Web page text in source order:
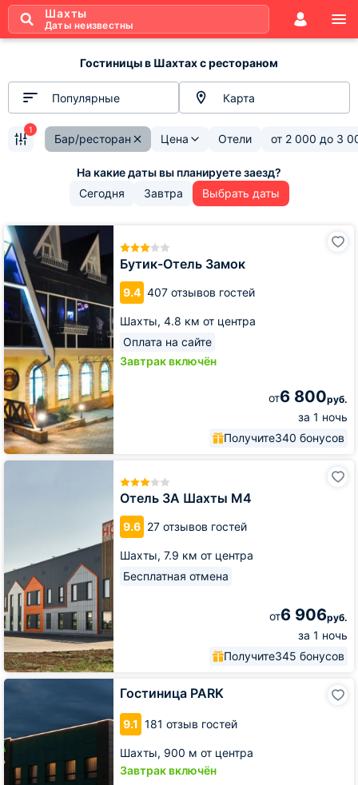
Шахты
Даты неизвестны
Гостиницы в Шахтах с рестораном
Популярные Карта
Бар/ресторан Цена Отели от 2 000 до 3
1
Сегодня Завтра Выбрать даты
Бутик-Отель Замок
9.4 407 отзывов гостей
Шахты, 4.8 км от центра
Оплата на сайте
Завтрак включён
от6 800руб.
за 1 ночь
Получите340 бонусов
Бутик-
Отель
Замок
Отель 3А Шахты М4
9.6 27 отзывов гостей
Шахты, 7.9 км от центра
Бесплатная отмена
от6 906руб.
за 1 ночь
Получите345 бонусов
Отель
Гостиница PARK
9.1 181 отзыв гостей
Шахты, 900 м от центра
Завтрак включён
Гостиница